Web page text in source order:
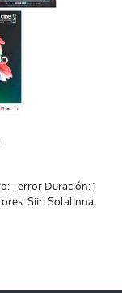
Terror Duración: 1
Siiri Solalinna,